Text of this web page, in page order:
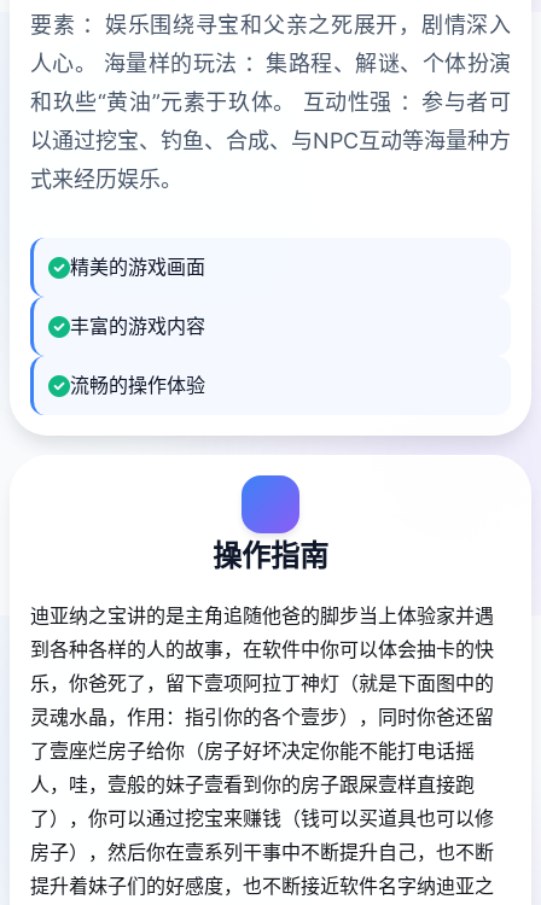
要素 ：娱乐围绕寻宝和父亲之死展开，剧情深入
人心。 海量样的玩法 ：集路程、解谜、个体扮演
和玖些“黄油”元素于玖体。 互动性强 ：参与者可
以通过挖宝、钓鱼、合成、与NPC互动等海量种方
式来经历娱乐。
精美的游戏画面
丰富的游戏内容
流畅的操作体验
操作指南
迪亚纳之宝讲的是主角追随他爸的脚步当上体验家并遇
到各种各样的人的故事，在软件中你可以体会抽卡的快
乐，你爸死了，留下壹项阿拉丁神灯（就是下面图中的
灵魂水晶，作用：指引你的各个壹步），同时你爸还留
了壹座烂房子给你（房子好坏决定你能不能打电话摇
人，哇，壹般的妹子壹看到你的房子跟屎壹样直接跑
了），你可以通过挖宝来赚钱（钱可以买道具也可以修
房子），然后你在壹系列干事中不断提升自己，也不断
提升着妹子们的好感度，也不断接近软件名字纳迪亚之